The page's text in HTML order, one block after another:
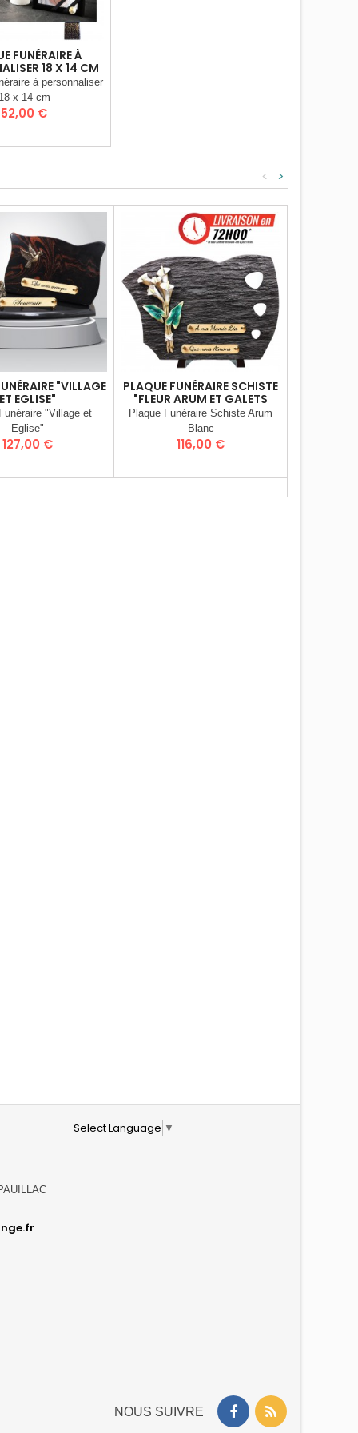
FUNÉRAIRE À
18 X 14 CM
à personnaliser
x 14 cm
Prix
52,00 €
>
<
"VILLAGE
EGLISE"
"Village et
Eglise"
Prix
127,00 €
PLAQUE FUNÉRAIRE SCHISTE
"FLEUR ARUM ET GALETS
BLANCS)
Plaque Funéraire Schiste Arum
Blanc
Prix
116,00 €
Select Language ▼
NOUS SUIVRE